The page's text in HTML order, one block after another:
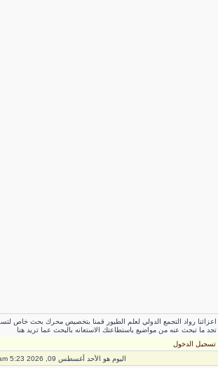
اعزائنا رواد التجمع الدولي لعلم الطيور قمنا بتخصيص محرك بحث خاص
تجد ما تبحث عنه من مواضيع باستطاعتك الاستعانه بالبحث عما تريد هنا
تسجيل الدخول
اليوم هو الأحد أغسطس 09, 2026 5:23 am